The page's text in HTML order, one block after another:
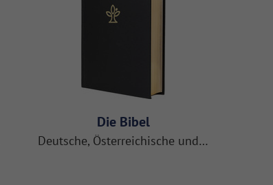
Die Bibel
Deutsche, Österreichische und…